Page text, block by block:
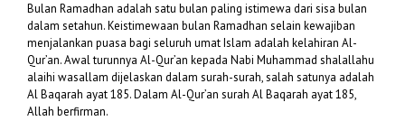
Bulan Ramadhan adalah satu bulan paling istimewa dari sisa bulan
dalam setahun. Keistimewaan bulan Ramadhan selain kewajiban
menjalankan puasa bagi seluruh umat Islam adalah kelahiran Al-
Qur’an. Awal turunnya Al-Qur’an kepada Nabi Muhammad shalallahu
alaihi wasallam dijelaskan dalam surah-surah, salah satunya adalah
Al Baqarah ayat 185. Dalam Al-Qur’an surah Al Baqarah ayat 185,
Allah berfirman.